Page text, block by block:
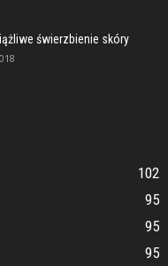
świerzbienie skóry
102
95
95
95